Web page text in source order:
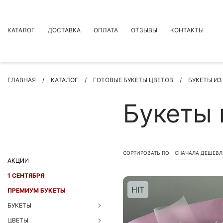
КАТАЛОГ
БУКЕТЫ НЕВЕСТЫ
ПОДАРКИ
КОМПОЗИЦИИ ЦВЕТОВ
СУХОЦВЕТЫ
ИНДИВИДУАЛЬНЫЙ ЗАКАЗ
ДОСТАВКА ОПЛАТА ОТЗЫВЫ КОНТАКТЫ
ГЛАВНАЯ КАТАЛОГ ГОТОВЫЕ БУКЕТЫ ЦВЕТОВ БУКЕТЫ
АКЦИИ
1 СЕНТЯБРЯ
ПРЕМИУМ БУКЕТЫ
БУКЕТЫ
ЦВЕТЫ
Букеты
СОРТИРОВАТЬ ПО: СНАЧАЛА
HIT